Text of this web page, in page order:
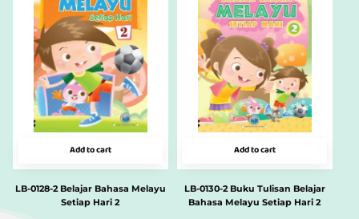
Add to cart
LB-0128-2 Belajar Bahasa Melayu
Setiap Hari 2
Add to cart
LB-0130-2 Buku Tulisan Belajar
Bahasa Melayu Setiap Hari 2